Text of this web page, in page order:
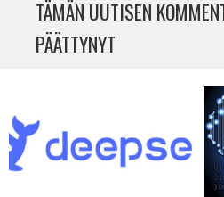
TÄMÄN UUTISEN
PÄÄTTYNYT